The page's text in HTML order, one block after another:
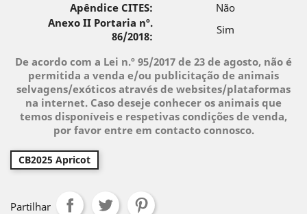
Apêndice CITES:
Não
Anexo II Portaria nº.
86/2018:
Sim
De acordo com a Lei n.º 95/2017 de 23 de agosto, não é
permitida a venda e/ou publicitação de animais
selvagens/exóticos através de websites/plataformas
na internet. Caso deseje conhecer os animais que
temos disponíveis e respetivas condições de venda,
por favor entre em contacto connosco.
CB2025 Apricot
Partilhar